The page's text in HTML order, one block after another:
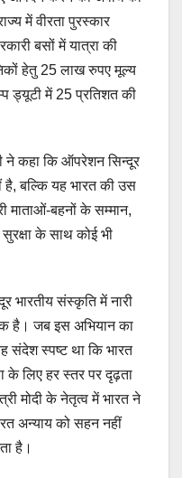
में वीरता पुरस्कार
बसों में यात्रा की
हेतु 25 लाख रुपए मूल्य
ड्यूटी में 25 प्रतिशत की
ने कहा कि ऑपरेशन सिन्दूर
बल्कि यह भारत की उस
माताओं-बहनों के सम्मान,
के साथ कोई भी
भारतीय संस्कृति में नारी
है। जब इस अभियान का
संदेश स्पष्ट था कि भारत
के लिए हर स्तर पर दृढ़ता
मोदी के नेतृत्व में भारत ने
अन्याय को सहन नहीं
है।